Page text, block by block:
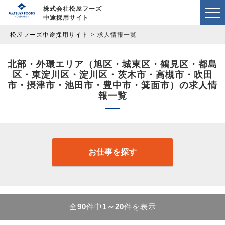
株式会社松屋フーズ
中途採用サイト
松屋フーズ中途採用サイト 求人情報一覧
北部・外環エリア（旭区・城東区・鶴見区・都島
区・東淀川区・淀川区・茨木市・高槻市・吹田
市・摂津市・池田市・豊中市・箕面市）の求人情
報一覧
お仕事を探す
全90件中 1～20件を表示